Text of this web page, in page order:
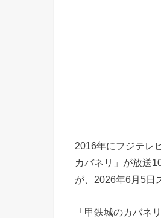
2016年にフジテレ
カバネリ」が放送
が、2026年6月5日
「甲鉄城のカバネ